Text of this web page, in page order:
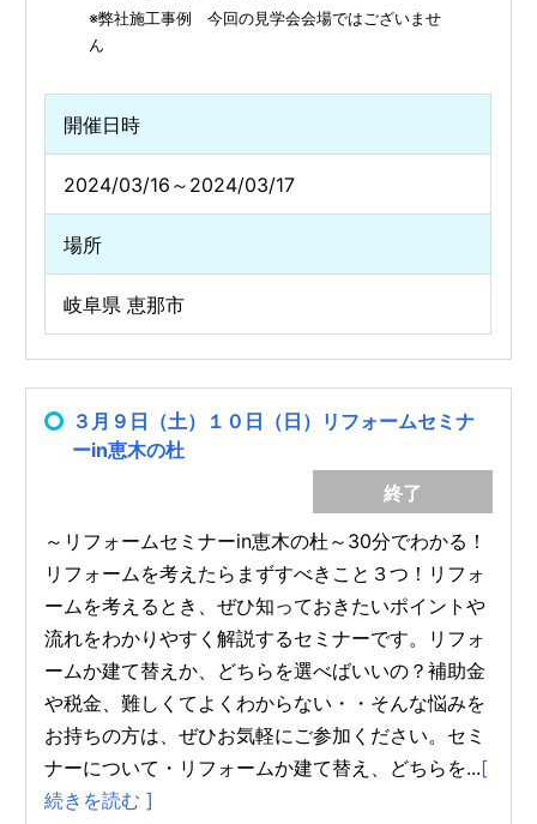
※弊社施工事例 今回の見学会会場ではございませ
ん
開催日時
2024/03/16～2024/03/17
場所
岐阜県 恵那市
３月９日（土）１０日（日）リフォームセミナ
ーin恵木の杜
終了
～リフォームセミナーin恵木の杜～30分でわかる！
リフォームを考えたらまずすべきこと３つ！リフォ
ームを考えるとき、ぜひ知っておきたいポイントや
流れをわかりやすく解説するセミナーです。リフォ
ームか建て替えか、どちらを選べばいいの？補助金
や税金、難しくてよくわからない・・そんな悩みを
お持ちの方は、ぜひお気軽にご参加ください。セミ
ナーについて・リフォームか建て替え、どちらを...[
続きを読む ]